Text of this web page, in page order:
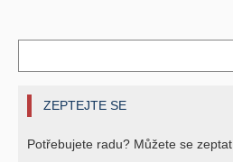
ZEPTEJTE SE
Potřebujete radu? Můžete se zeptat.